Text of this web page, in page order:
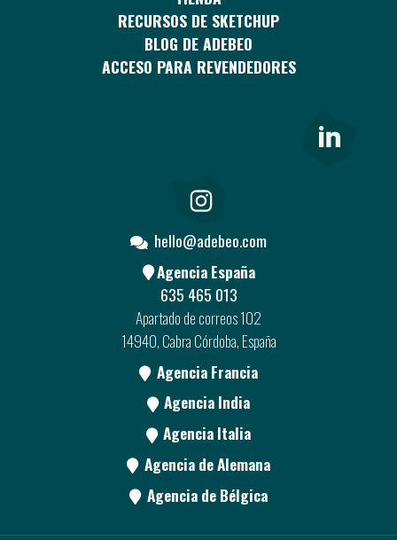
RECURSOS DE SKETCHUP
BLOG DE ADEBEO
ACCESO PARA REVENDEDORES
hello@adebeo.com
Agencia España
635 465 013
Apartado de correos 102
14940, Cabra Córdoba, España
Agencia Francia
Agencia India
Agencia Italia
Agencia de Alemana
Agencia de Bélgica